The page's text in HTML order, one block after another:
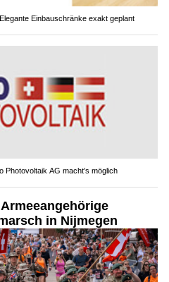
Einbauschränke exakt geplant
Photovoltaik AG macht’s möglich
in Nijmegen